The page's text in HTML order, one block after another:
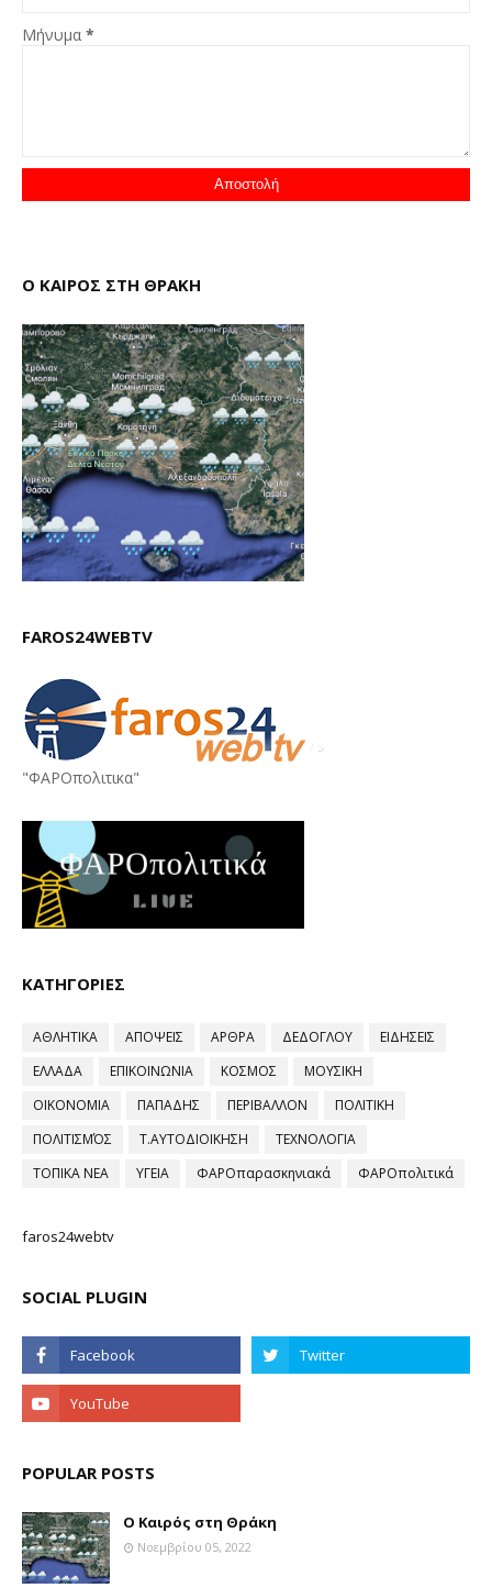
Μήνυμα *
Ο ΚΑΙΡΟΣ ΣΤΗ ΘΡΑΚΗ
FAROS24WEBTV
"ΦΑΡΟπολιτικα"
ΚΑΤΗΓΟΡΙΕΣ
ΑΘΛΗΤΙΚΑ ΑΠΟΨΕΙΣ ΑΡΘΡΑ ΔΕΔΟΓΛΟΥ
ΕΙΔΗΣΕΙΣ
ΕΛΛΑΔΑ
ΕΠΙΚΟΙΝΩΝΙΑ ΚΟΣΜΟΣ
ΜΟΥΣΙΚΗ
ΟΙΚΟΝΟΜΙΑ
ΠΑΠΑΔΗΣ ΠΕΡΙΒΑΛΛΟΝ
ΠΟΛΙΤΙΚΗ
ΠΟΛΙΤΙΣΜΌΣ
Τ.ΑΥΤΟΔΙΟΙΚΗΣΗ
ΤΕΧΝΟΛΟΓΙΑ
ΤΟΠΙΚΑ ΝΕΑ
ΥΓΕΙΑ ΦΑΡΟπαρασκηνιακά ΦΑΡΟπολιτικά
faros24webtv
SOCIAL PLUGIN
POPULAR POSTS
Ο Καιρός στη Θράκη
Νοεμβρίου 05, 2022